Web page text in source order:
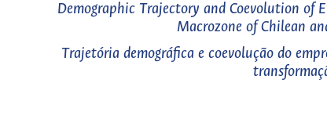
Demographic Trajectory and Coevolution of
Macrozone of Chilean
Trajetória demográfica e coevolução do